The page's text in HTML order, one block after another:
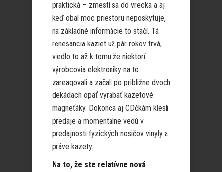
praktická – zmestí sa do vrecka a aj
keď obal moc priestoru neposkytuje,
na základné informácie to stačí. Tá
renesancia kaziet už pár rokov trvá,
viedlo to až k tomu že niektorí
výrobcovia elektroniky na to
zareagovali a začali po približne dvoch
dekádach opäť vyrábať kazetové
magneťáky. Dokonca aj CDčkám klesli
predaje a momentálne vedú v
predajnosti fyzických nosičov vinyly a
práve kazety.
Na to, že ste relatívne nová